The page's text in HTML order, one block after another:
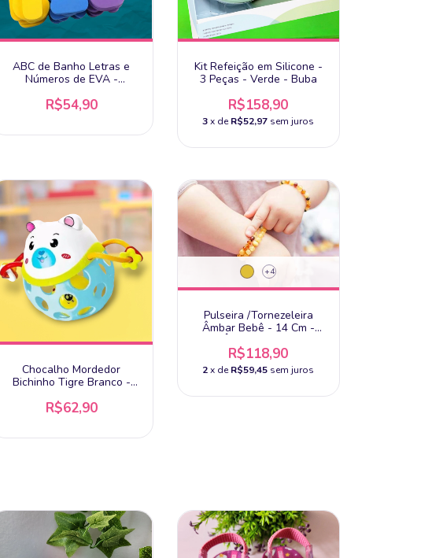
ABC de Banho Letras e
Números de EVA -
R$54,90
Kit Refeição em Silicone -
3 Peças - Verde - Buba
R$158,90
3 x deR$52,97 sem juros
Chocalho Mordedor
Bichinho Tigre Branco -
R$62,90
+4
Pulseira /Tornezeleira
Âmbar Bebê - 14 Cm -
R$118,90
2 x deR$59,45 sem juros